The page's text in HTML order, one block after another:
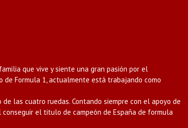
que vive y siente una gran pasión por el
de Formula 1, actualmente está trabajando como
las cuatro ruedas. Contando siempre con el apoyo de
el titulo de campeón de España de formula